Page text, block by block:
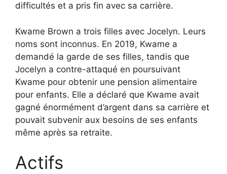
difficultés et a pris fin avec sa carrière.
Kwame Brown a trois filles avec Jocelyn. Leurs
noms sont inconnus. En 2019, Kwame a
demandé la garde de ses filles, tandis que
Jocelyn a contre-attaqué en poursuivant
Kwame pour obtenir une pension alimentaire
pour enfants. Elle a déclaré que Kwame avait
gagné énormément d’argent dans sa carrière et
pouvait subvenir aux besoins de ses enfants
même après sa retraite.
Actifs